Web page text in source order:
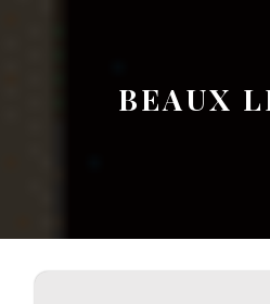
BEAUX